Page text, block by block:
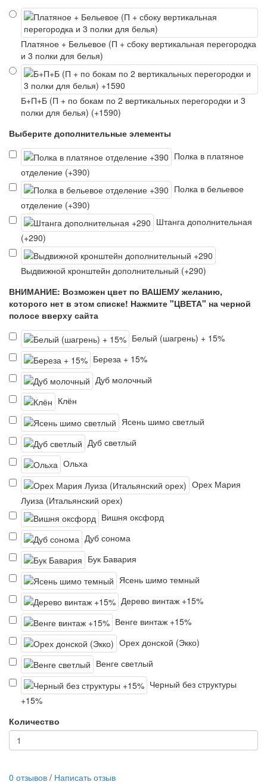
Платяное + Бельевое (П + сбоку вертикальная перегородка
и 3 полки для белья)
Б+П+Б (П + по бокам по 2 вертикальных перегородки и 3
полки для белья) (+1590)
Выберите дополнительные элементы
Полка в платяное
отделение (+390)
Полка в бельевое
отделение (+390)
Штанга дополнительная
(+290)
Выдвижной кронштейн дополнительный (+290)
ВНИМАНИЕ: Возможен цвет по ВАШЕМУ желанию,
которого нет в этом списке! Нажмите "ЦВЕТА" на черной
полосе вверху сайта
Белый (шагрень) + 15%
Береза + 15%
Дуб молочный
Клён
Ясень шимо светлый
Дуб светлый
Ольха
Орех Мария
Луиза (Итальянский орех)
Вишня оксфорд
Дуб сонома
Бук Бавария
Ясень шимо темный
Дерево винтаж +15%
Венге винтаж +15%
Орех донской (Экко)
Венге светлый
Черный без структуры
+15%
Количество
0 отзывов / Написать отзыв